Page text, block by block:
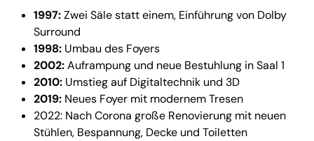
1997:Zwei Säle statt einem, Einführung von Dolby
Surround
1998: Umbau des Foyers
2002:Auframpung und neue Bestuhlung in Saal 1
2010: Umstieg auf Digitaltechnik und 3D
2019: Neues Foyer mit modernem Tresen
2022: Nach Corona große Renovierung mit neuen
Stühlen, Bespannung, Decke und Toiletten